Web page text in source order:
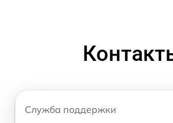
Служба поддержки